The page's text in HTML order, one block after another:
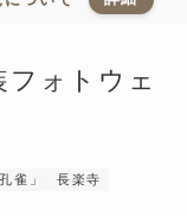
フォトウェ
雀」 長楽寺